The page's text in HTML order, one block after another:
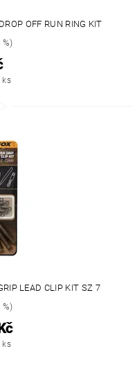
OFF RUN RING KIT
ks
LEAD CLIP KIT SZ 7
ks